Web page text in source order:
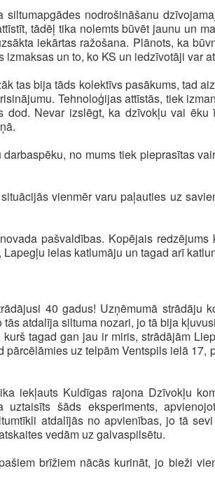
nodrošināšanu
tādēļ tika nolemts būvēt jaunu un
iekārtas ražošana. Plānots, ka
un to, ko KS un iedzīvotāji var
tas bija tāds kolektīvs pasākums, tad
Tehnoloģijas attīstās, tiek
Nevar izslēgt, ka dzīvokļu vai ēku
no mums tiek pieprasītas
vienmēr varu paļauties uz
pašvaldības. Kopējais redzējums
ielas katlumāju un tagad arī
40 gadus! Uzņēmumā strādāju
atdalīja siltuma nozari, jo tā bija
tagad gan jau ir miris, strādājām
uz telpām Ventspils ielā 17,
iekļauts Kuldīgas rajona Dzīvokļu
šāds eksperiments,
atdalījās no apvienības, jo tā
vedām uz galvaspilsētu.
brīžiem nācās kurināt, jo bieži